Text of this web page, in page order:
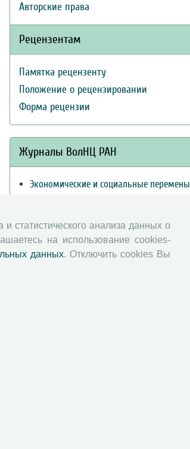
Авторские права
Рецензентам
Памятка рецензенту
Положение о рецензировании
Форма рецензии
Журналы ВолНЦ РАН
Экономические и социальные перемены
Социальное пространство
Юный экономист
и статистического анализа данных о
на использование cookies-
данных. Отключить cookies Вы